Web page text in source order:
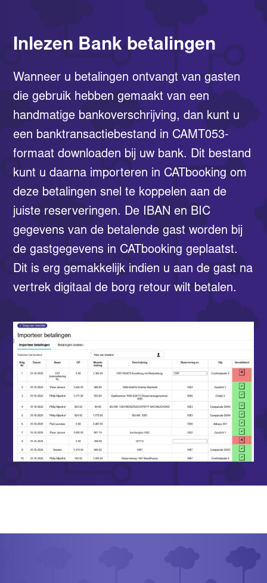
Inlezen Bank betalingen
Wanneer u betalingen ontvangt van gasten
die gebruik hebben gemaakt van een
handmatige bankoverschrijving, dan kunt u
een banktransactiebestand in CAMT053-
formaat downloaden bij uw bank. Dit bestand
kunt u daarna importeren in CATbooking om
deze betalingen snel te koppelen aan de
juiste reserveringen. De IBAN en BIC
gegevens van de betalende gast worden bij
de gastgegevens in CATbooking geplaatst.
Dit is erg gemakkelijk indien u aan de gast na
vertrek digitaal de borg retour wilt betalen.